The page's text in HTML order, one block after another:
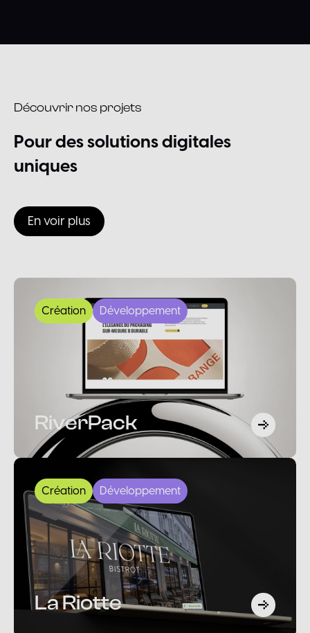
Découvrir nos projets
Pourdessolutionsdigitales
uniques
En voir plus
Création Développement
RiverPack
Création Développement
La Riotte